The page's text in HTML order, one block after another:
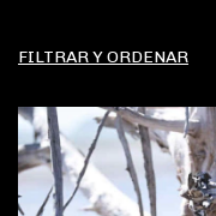
FILTRAR Y ORDENAR